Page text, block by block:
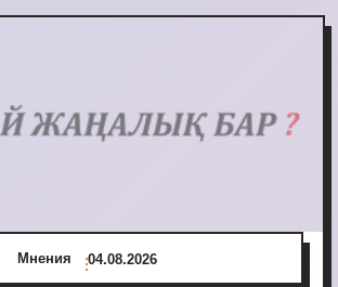
Мнения 04.08.2026